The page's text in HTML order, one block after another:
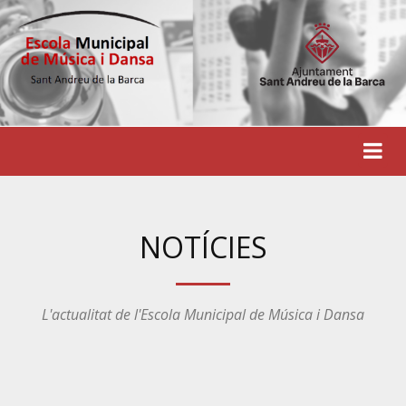
NOTÍCIES
L'actualitat de l'Escola Municipal de Música i Dansa